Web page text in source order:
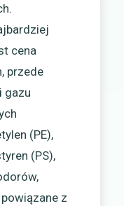
cena
przede
gazu
(PE),
(PS),
z